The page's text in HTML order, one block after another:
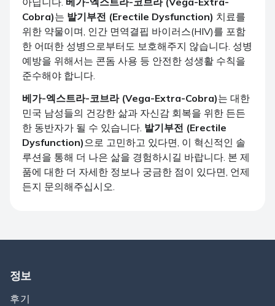
Cobra)는 발기부전 (Erectile Dysfunction) 치료를
위한 약물이며, 인간 면역결핍 바이러스(HIV)를 포함
한 어떠한 성병으로부터도 보호해주지 않습니다. 성병
예방을 위해서는 콘돔 사용 등 안전한 성생활 수칙을
준수해야 합니다.
베가-엑스트라-코브라 (Vega-Extra-Cobra)는 대한
민국 남성들의 건강한 삶과 자신감 회복을 위한 든든
한 동반자가 될 수 있습니다. 발기부전 (Erectile
Dysfunction) 으로 고민하고 있다면, 이 혁신적인 솔
루션을 통해 더 나은 삶을 경험하시길 바랍니다. 본 제
품에 대한 더 자세한 정보나 궁금한 점이 있다면, 언제
든지 문의해주십시오.
정보
후기